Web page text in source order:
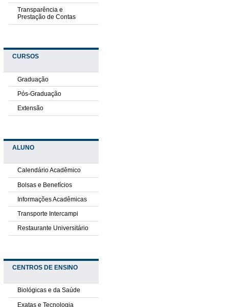
Transparência e
Prestação de Contas
CURSOS
Graduação
Pós-Graduação
Extensão
ALUNO
Calendário Acadêmico
Bolsas e Benefícios
Informações Acadêmicas
Transporte Intercampi
Restaurante Universitário
CENTROS DE ENSINO
Biológicas e da Saúde
Exatas e Tecnologia